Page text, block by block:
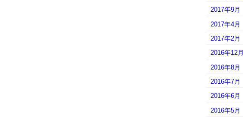
2017年9月
2017年4月
2017年2月
2016年12月
2016年8月
2016年7月
2016年6月
2016年5月